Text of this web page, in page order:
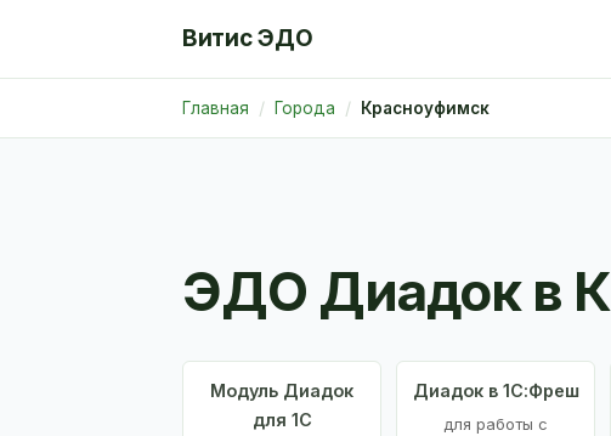
Витис ЭДО
Главная Города Красноуфимск
ЭДО Диадок в
Модуль Диадок
для 1С
Диадок в 1С:Фреш
для работы с